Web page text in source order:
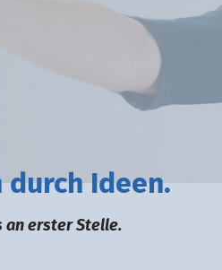
durch deen.
an erster Stelle.